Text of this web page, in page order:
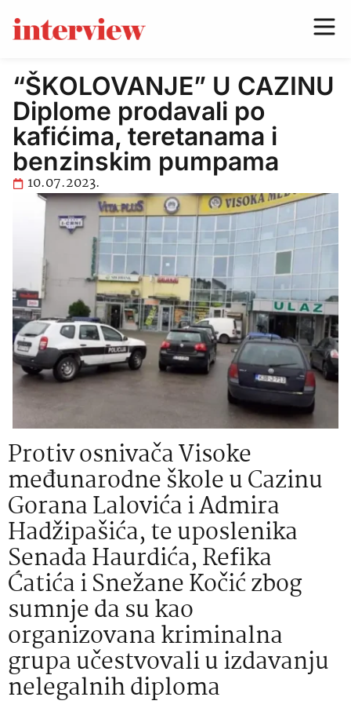
“ŠKOLOVANJE” U CAZINU
Diplome prodavali po
kafićima, teretanama i
benzinskim pumpama
10.07.2023.
Protiv osnivača Visoke
međunarodne škole u Cazinu
Gorana Lalovića i Admira
Hadžipašića, te uposlenika
Senada Haurdića, Refika
Ćatića i Snežane Kočić zbog
sumnje da su kao
organizovana kriminalna
grupa učestvovali u izdavanju
nelegalnih diploma